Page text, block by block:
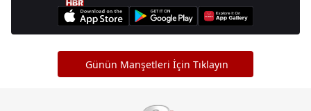
Günün Manşetleri İçin Tıklayın